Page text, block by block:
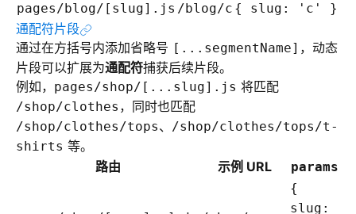
pages/blog/[slug].js /blog/c { slug: 'c' }
通配符片段
通过在方括号内添加省略号 [...segmentName] ，动态
片段可以扩展为通配符捕获后续片段。
例如， pages/shop/[...slug].js 将匹配
/shop/clothes ，同时也匹配
/shop/clothes/tops、 /shop/clothes/tops/t-
shirts 等。
路由
示例 URL params
{
slug: